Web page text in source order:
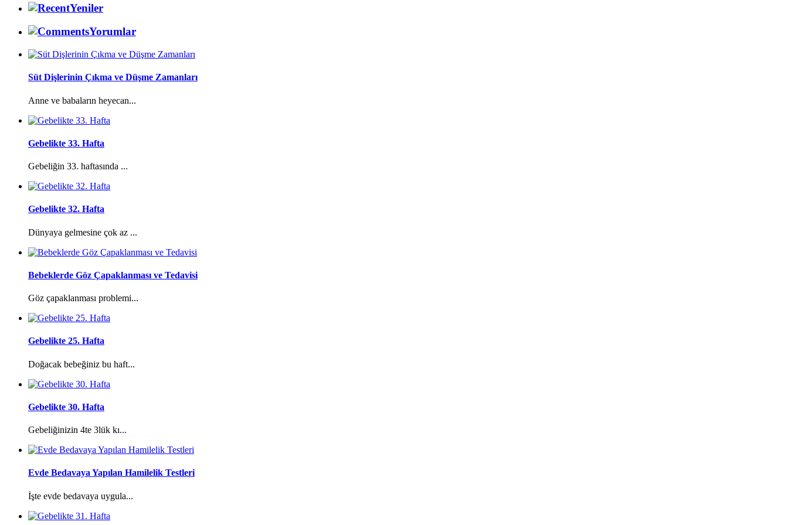
Yeniler
Yorumlar
Süt Dişlerinin Çıkma ve Düşme Zamanları
Anne ve babaların heyecan...
Gebelikte 33. Hafta
Gebeliğin 33. haftasında ...
Gebelikte 32. Hafta
Dünyaya gelmesine çok az ...
Bebeklerde Göz Çapaklanması ve Tedavisi
Göz çapaklanması problemi...
Gebelikte 25. Hafta
Doğacak bebeğiniz bu haft...
Gebelikte 30. Hafta
Gebeliğinizin 4te 3lük kı...
Evde Bedavaya Yapılan Hamilelik Testleri
İşte evde bedavaya uygula...